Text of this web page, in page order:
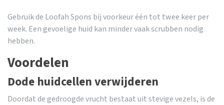
Gebruik de Loofah Spons bij voorkeur één tot twee keer per
week. Een gevoelige huid kan minder vaak scrubben nodig
hebben.
Voordelen
Dode huidcellen verwijderen
Doordat de gedroogde vrucht bestaat uit stevige vezels, is de